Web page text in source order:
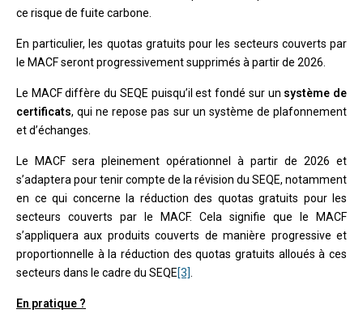
ce risque de fuite carbone.
En particulier, les quotas gratuits pour les secteurs couverts par
le MACF seront progressivement supprimés à partir de 2026.
Le MACF diffère du SEQE puisqu’il est fondé sur un système de
certificats, qui ne repose pas sur un système de plafonnement
et d’échanges.
Le MACF sera pleinement opérationnel à partir de 2026 et
s’adaptera pour tenir compte de la révision du SEQE, notamment
en ce qui concerne la réduction des quotas gratuits pour les
secteurs couverts par le MACF. Cela signifie que le MACF
s’appliquera aux produits couverts de manière progressive et
proportionnelle à la réduction des quotas gratuits alloués à ces
secteurs dans le cadre du SEQE[3]
En pratique ?